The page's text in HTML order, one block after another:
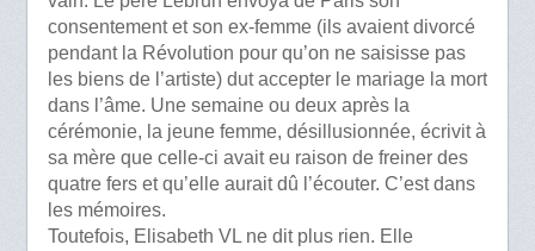
consentement et son ex-femme (ils avaient divorcé
pendant la Révolution pour qu’on ne saisisse pas
les biens de l’artiste) dut accepter le mariage la mort
dans l’âme. Une semaine ou deux après la
cérémonie, la jeune femme, désillusionnée, écrivit à
sa mère que celle-ci avait eu raison de freiner des
quatre fers et qu’elle aurait dû l’écouter. C’est dans
les mémoires.
Toutefois, Elisabeth VL ne dit plus rien. Elle